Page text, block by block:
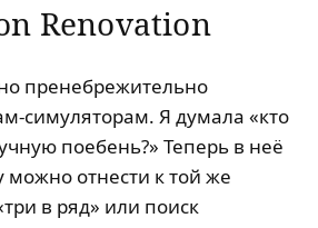
Renovation
пренебрежительно
симуляторам. Я думала «кто
поебень?» Теперь в неё
можно отнести к той же
в ряд» или поиск